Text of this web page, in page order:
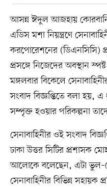
আসন্ন ঈদুল আজহায়
এডিস মশা নিয়ন্ত্রণে
করপোরেশনের (ডিএনসিসি)
প্রসঙ্গে নিজেদের অবস্থান
মঙ্গলবার বিকেলে
সংবাদ বিজ্ঞপ্তিতে বলা হয়,
সম্পৃক্ত হওয়ার পরিকল্পনা
সেনাবাহিনীর ওই সংবাদ
ঢাকা উত্তর সিটির প্রশাসক
আলোকে বলেছেন, এটা
সেনাবাহিনীর বিভিন্ন